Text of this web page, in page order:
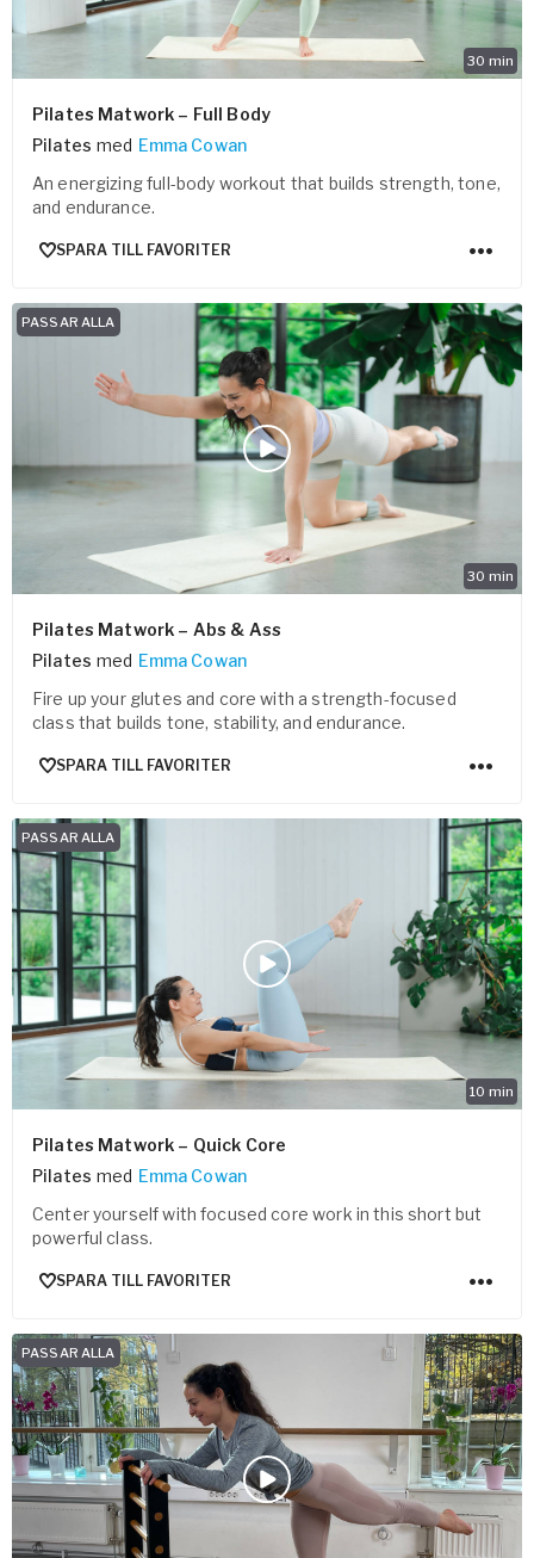
30 min
Pilates Matwork – Full Body
Pilates med Emma Cowan
An energizing full-body workout that builds strength, tone,
and endurance.
SPARA TILL FAVORITER
30 min
PASSAR ALLA
Pilates Matwork – Abs & Ass
Pilates med Emma Cowan
Fire up your glutes and core with a strength-focused
class that builds tone, stability, and endurance.
SPARA TILL FAVORITER
10 min
PASSAR ALLA
Pilates Matwork – Quick Core
Pilates med Emma Cowan
Center yourself with focused core work in this short but
powerful class.
SPARA TILL FAVORITER
PASSAR ALLA